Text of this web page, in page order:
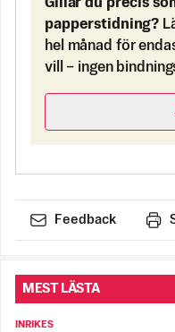
Gillar du precis
papperstidning?
hel månad för
vill – ingen
Feedback
MEST LÄSTA
INRIKES